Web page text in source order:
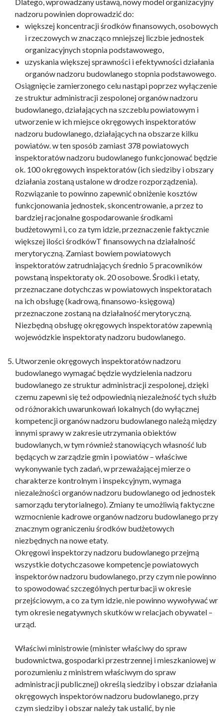
nadzoru powinien doprowadzić do:
większej koncentracji środków finansowych, osobowych
i rzeczowych w znacząco mniejszej liczbie jednostek
organizacyjnych stopnia podstawowego,
uzyskania większej sprawności i efektywności działania
organów nadzoru budowlanego stopnia podstawowego.
Osiągnięcie zamierzonego celu nastąpi poprzez wyłączenie
ze struktur administracji zespolonej organów nadzoru
budowlanego, działających na szczeblu powiatowym i
utworzenie w ich miejsce okręgowych inspektoratów
nadzoru budowlanego, działających na obszarze kilku
powiatów. w ten sposób zamiast 378 powiatowych
inspektoratów nadzoru budowlanego funkcjonować będzie
ok. 100 okręgowych inspektoratów (ich siedziby i obszary
działania zostaną ustalone w drodze rozporządzenia).
Rozwiązanie to powinno zapewnić obniżenie kosztów
funkcjonowania jednostek, skoncentrowanie, a przez to
bardziej racjonalne gospodarowanie środkami
budżetowymi i, co za tym idzie, przeznaczenie faktycznie
większej ilości środkówT finansowych na działalność
merytoryczną. Zamiast bowiem powiatowych
inspektoratów zatrudniających średnio 5 pracowników
powstaną inspektoraty ok. 20 osobowe. Środki i etaty,
przeznaczane dotychczas w powiatowych inspektoratach
na ich obsługę (kadrową, finansowo-księgową)
przeznaczone zostaną na działalność merytoryczną.
Niezbędną obsługę okręgowych inspektoratów zapewnią
wojewódzkie inspektoraty nadzoru budowlanego.
Utworzenie okręgowych inspektoratów nadzoru
budowlanego wymagać będzie wydzielenia nadzoru
budowlanego ze struktur administracji zespolonej, dzięki
czemu zapewni się też odpowiednią niezależność tych służb
od różnorakich uwarunkowań lokalnych (do wyłącznej
kompetencji organów nadzoru budowlanego należą między
innymi sprawy w zakresie utrzymania obiektów
budowlanych, w tym również stanowiących własność lub
będących w zarządzie gmin i powiatów – właściwe
wykonywanie tych zadań, w przeważającej mierze o
charakterze kontrolnym i inspekcyjnym, wymaga
niezależności organów nadzoru budowlanego od jednostek
samorządu terytorialnego). Zmiany te umożliwią faktyczne
wzmocnienie kadrowe organów nadzoru budowlanego przy
znacznym ograniczeniu środków budżetowych
niezbędnych na nowe etaty.
Okręgowi inspektorzy nadzoru budowlanego przejmą
wszystkie dotychczasowe kompetencje powiatowych
inspektorów nadzoru budowlanego, przy czym nie powinno
to spowodować szczególnych perturbacji w okresie
przejściowym, a co za tym idzie, nie powinno wywoływać wr
tym okresie negatywnych skutków w relacjach obywatel –
urząd.
Właściwi ministrowie (minister właściwy do spraw
budownictwa, gospodarki przestrzennej i mieszkaniowej w
porozumieniu z ministrem właściwym do spraw
administracji publicznej) określą siedziby i obszar działania
okręgowych inspektorów nadzoru budowlanego, przy
czym siedziby i obszar należy tak ustalić, by nie